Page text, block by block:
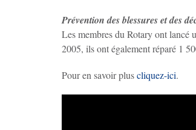
Prévention des blessures et des
Les membres du Rotary ont lancé
2005, ils ont également réparé 1
Pour en savoir pluscliquez-ici.